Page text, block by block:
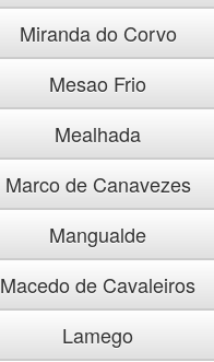
Miranda do Corvo
Mesao Frio
Mealhada
Marco de Canavezes
Mangualde
Macedo de Cavaleiros
Lamego